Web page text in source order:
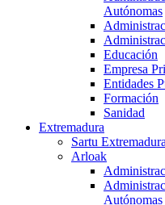
Autónomas
Educación
Empresa
Entidades
Formación
Sanidad
Extremadura
Sartu Extremadura
Arloak
Autónomas